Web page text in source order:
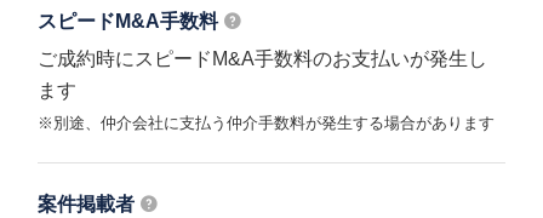
スピードM&A手数料
ご成約時にスピードM&A手数料のお支払いが発生し
ます
※別途、仲介会社に支払う仲介手数料が発生する場合があります
案件掲載者